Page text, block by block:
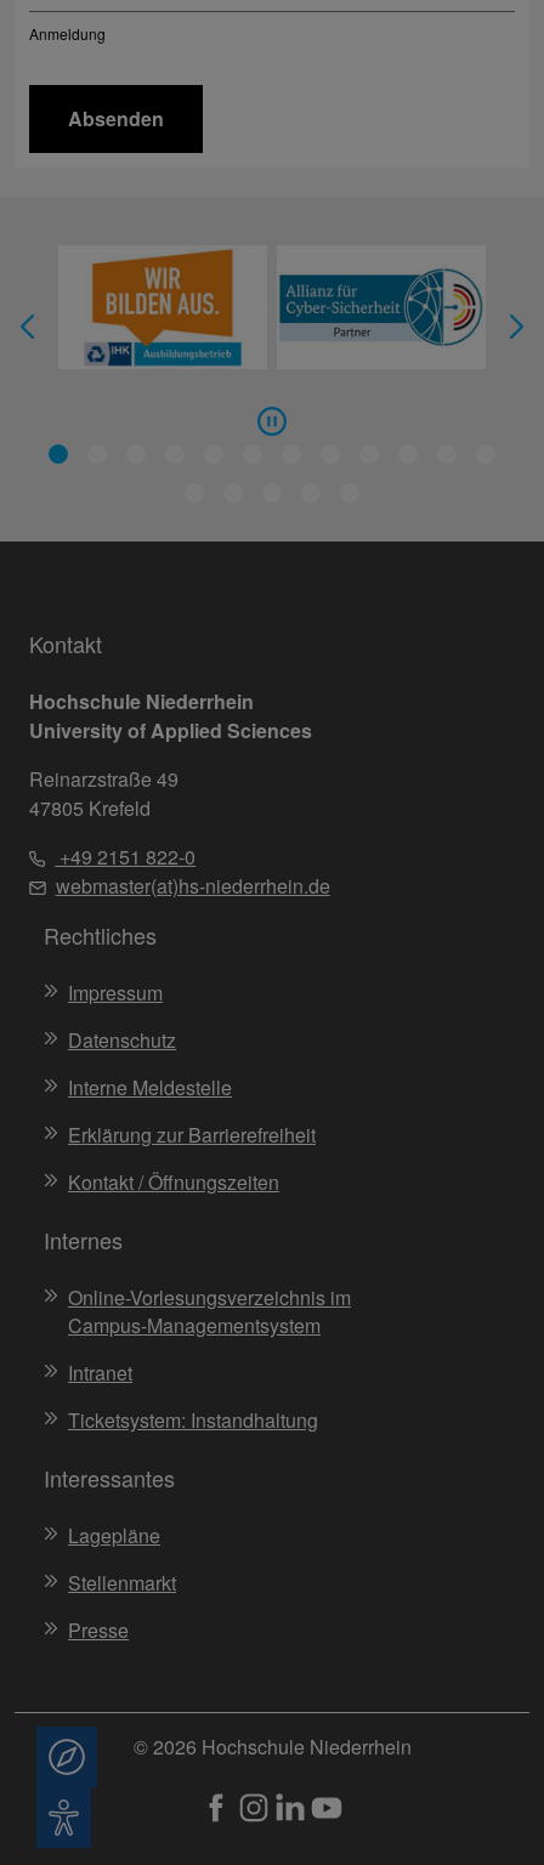
Anmeldung
Kontakt
Hochschule Niederrhein
University of Applied Sciences
Reinarzstraße 49
47805 Krefeld
+49 2151 822-0
webmaster(at)hs-niederrhein.de
Rechtliches
Impressum
Datenschutz
Interne Meldestelle
Erklärung zur Barrierefreiheit
Kontakt / Öffnungszeiten
Internes
Online-Vorlesungsverzeichnis im
Campus-Managementsystem
Intranet
Ticketsystem: Instandhaltung
Interessantes
Lagepläne
Stellenmarkt
Presse
© 2026 Hochschule Niederrhein
Beratung
Barrierefreiheit